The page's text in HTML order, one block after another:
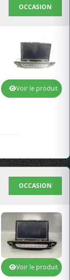
OCCASION
Voir le produit
OCCASION
Voir le produit